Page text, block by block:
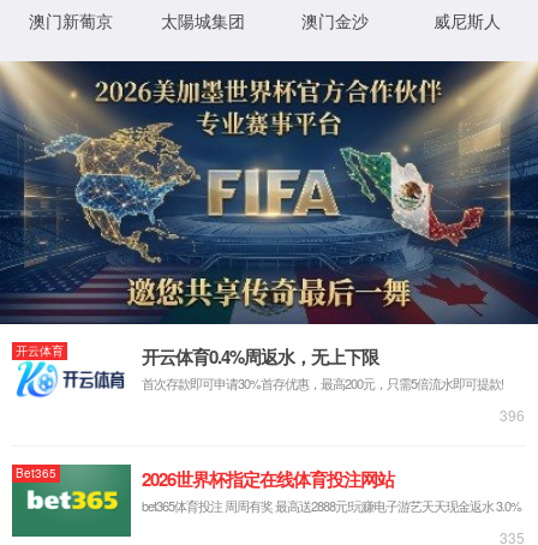
三角带便宜又好装？先看清
摘要： 本文面向设备改造工程师、工厂维修主管
0769-2882 6001
同步带
同步轮
食品行业
家电行业
应用行业
版权所有 @ CHINA·乐天使
技术支持：-领创网络 | 手机版 | 管理登录 | 本站支持